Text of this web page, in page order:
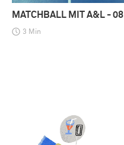
MATCHBALL MIT A&L - 08
3 Min